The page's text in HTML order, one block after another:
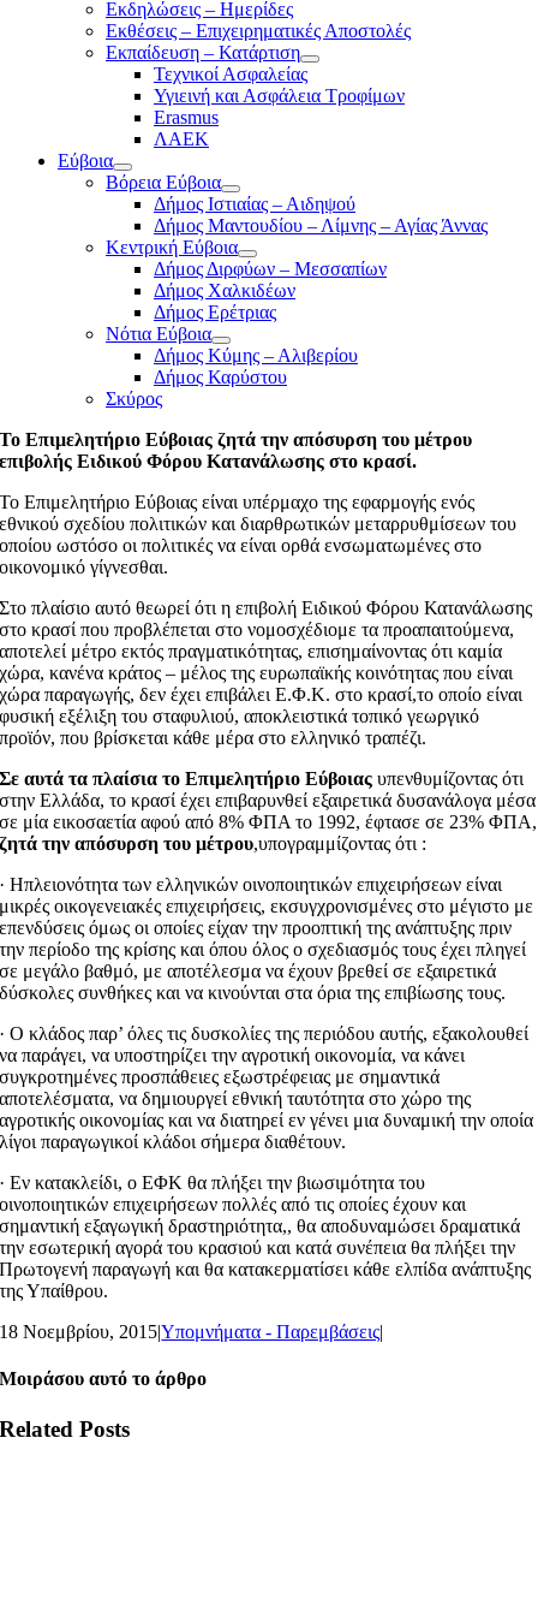
Εκδηλώσεις – Ημερίδες
Εκθέσεις – Επιχειρηματικές Αποστολές
Εκπαίδευση – Κατάρτιση
Τεχνικοί Ασφαλείας
Υγιεινή και Ασφάλεια Τροφίμων
Erasmus
ΛΑΕΚ
Εύβοια
Βόρεια Εύβοια
Δήμος Ιστιαίας – Αιδηψού
Δήμος Μαντουδίου – Λίμνης – Αγίας Άννας
Κεντρική Εύβοια
Δήμος Διρφύων – Μεσσαπίων
Δήμος Χαλκιδέων
Δήμος Ερέτριας
Νότια Εύβοια
Δήμος Κύμης – Αλιβερίου
Δήμος Καρύστου
Σκύρος
Το Επιμελητήριο Εύβοιας ζητά την απόσυρση του μέτρου
επιβολής Ειδικού Φόρου Κατανάλωσης στο κρασί.
Το Επιμελητήριο Εύβοιας είναι υπέρμαχο της εφαρμογής ενός
εθνικού σχεδίου πολιτικών και διαρθρωτικών μεταρρυθμίσεων του
οποίου ωστόσο οι πολιτικές να είναι ορθά ενσωματωμένες στο
οικονομικό γίγνεσθαι.
Στο πλαίσιο αυτό θεωρεί ότι η επιβολή Ειδικού Φόρου Κατανάλωσης
στο κρασί που προβλέπεται στο νομοσχέδιομε τα προαπαιτούμενα,
αποτελεί μέτρο εκτός πραγματικότητας, επισημαίνοντας ότι καμία
χώρα, κανένα κράτος – μέλος της ευρωπαϊκής κοινότητας που είναι
χώρα παραγωγής, δεν έχει επιβάλει Ε.Φ.Κ. στο κρασί,το οποίο είναι
φυσική εξέλιξη του σταφυλιού, αποκλειστικά τοπικό γεωργικό
προϊόν, που βρίσκεται κάθε μέρα στο ελληνικό τραπέζι.
Σε αυτά τα πλαίσια το Επιμελητήριο Εύβοιαςυπενθυμίζοντας ότι
στην Ελλάδα, το κρασί έχει επιβαρυνθεί εξαιρετικά δυσανάλογα μέσα
σε μία εικοσαετία αφού από 8% ΦΠΑ το 1992, έφτασε σε 23% ΦΠΑ,
ζητά την απόσυρση του μέτρου,υπογραμμίζοντας ότι :
· Hπλειονότητα των ελληνικών οινοποιητικών επιχειρήσεων είναι
μικρές οικογενειακές επιχειρήσεις, εκσυγχρονισμένες στο μέγιστο με
επενδύσεις όμως οι οποίες είχαν την προοπτική της ανάπτυξης πριν
την περίοδο της κρίσης και όπου όλος ο σχεδιασμός τους έχει πληγεί
σε μεγάλο βαθμό, με αποτέλεσμα να έχουν βρεθεί σε εξαιρετικά
δύσκολες συνθήκες και να κινούνται στα όρια της επιβίωσης τους.
· Ο κλάδος παρ’ όλες τις δυσκολίες της περιόδου αυτής, εξακολουθεί
να παράγει, να υποστηρίζει την αγροτική οικονομία, να κάνει
συγκροτημένες προσπάθειες εξωστρέφειας με σημαντικά
αποτελέσματα, να δημιουργεί εθνική ταυτότητα στο χώρο της
αγροτικής οικονομίας και να διατηρεί εν γένει μια δυναμική την οποία
λίγοι παραγωγικοί κλάδοι σήμερα διαθέτουν.
· Εν κατακλείδι, ο ΕΦΚ θα πλήξει την βιωσιμότητα του
οινοποιητικών επιχειρήσεων πολλές από τις οποίες έχουν και
σημαντική εξαγωγική δραστηριότητα,, θα αποδυναμώσει δραματικά
την εσωτερική αγορά του κρασιού και κατά συνέπεια θα πλήξει την
Πρωτογενή παραγωγή και θα κατακερματίσει κάθε ελπίδα ανάπτυξης
της Υπαίθρου.
18 Νοεμβρίου, 2015|Υπομνήματα - Παρεμβάσεις|
Μοιράσου αυτό το άρθρο
Related Posts